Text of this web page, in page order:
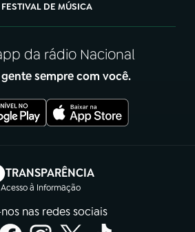
FESTIVAL DE MÚSICA
da rádio Nacional
gente sempre com você.
TRANSPARÊNCIA
Acesso à Informação
(abre em nova aba)
nas redes sociais